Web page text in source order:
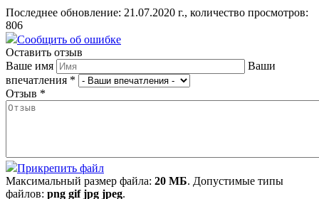
Последнее обновление: 21.07.2020 г., количество просмотров:
806
Сообщить об ошибке
Оставить отзыв
Ваше имя
Ваши
впечатления *
Отзыв *
Прикрепить файл
Максимальный размер файла: 20 МБ. Допустимые типы
файлов: png gif jpg jpeg.